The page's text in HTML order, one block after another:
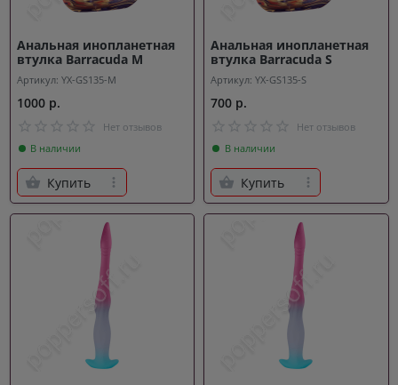
Анальная инопланетная
втулка Barracuda M
Артикул: YX-GS135-M
1000 р.
Нет отзывов
В наличии
Купить
Анальная инопланетная
втулка Barracuda S
Артикул: YX-GS135-S
700 р.
Нет отзывов
В наличии
Купить